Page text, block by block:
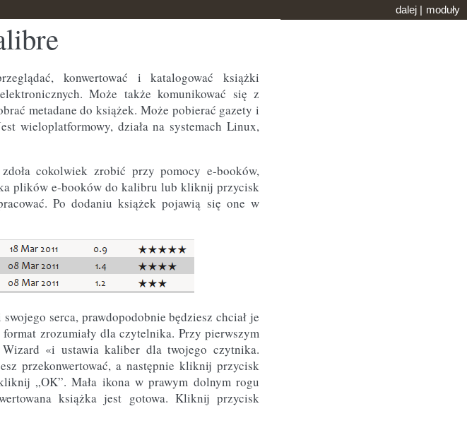
moduły
dalej |
konwertować i katalogować książki
Może także komunikować się z
metadane do książek. Może pobierać gazety i
wieloplatformowy, działa na systemach Linux,
cokolwiek zrobić przy pomocy e-booków,
plików e-booków do kalibru lub kliknij przycisk
Po dodaniu książek pojawią się one w
serca, prawdopodobnie będziesz chciał je
zrozumiały dla czytelnika. Przy pierwszym
Wizard «i ustawia kaliber dla twojego czytnika.
przekonwertować, a następnie kliknij przycisk
„OK”. Mała ikona w prawym dolnym rogu
książka jest gotowa. Kliknij przycisk